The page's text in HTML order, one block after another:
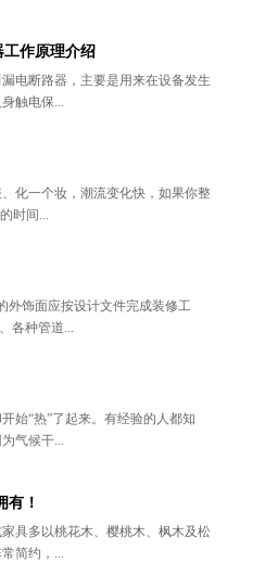
作原理介绍
电断路器，主要是用来在设备发生
触电保...
化一个妆，潮流变化快，如果你整
时间...
外饰面应按设计文件完成装修工
各种管道...
始“热”了起来。有经验的人都知
气候干...
有！
具多以桃花木、樱桃木、枫木及松
简约，...